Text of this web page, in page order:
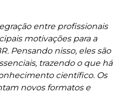
entre profissionais
motivações para a
Pensando nisso, eles são
trazendo o que há
científico. Os
novos formatos e